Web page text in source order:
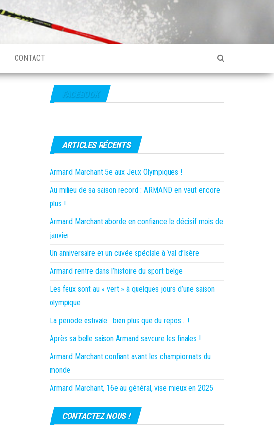
CONTACT
FACEBOOK
ARTICLES RÉCENTS
Armand Marchant 5e aux Jeux Olympiques !
Au milieu de sa saison record : ARMAND en veut encore
plus !
Armand Marchant aborde en confiance le décisif mois de
janvier
Un anniversaire et un cuvée spéciale à Val d’Isère
Armand rentre dans l’histoire du sport belge
Les feux sont au « vert » à quelques jours d’une saison
olympique
La période estivale : bien plus que du repos… !
Après sa belle saison Armand savoure les finales !
Armand Marchant confiant avant les championnats du
monde
Armand Marchant, 16e au général, vise mieux en 2025
CONTACTEZ NOUS !